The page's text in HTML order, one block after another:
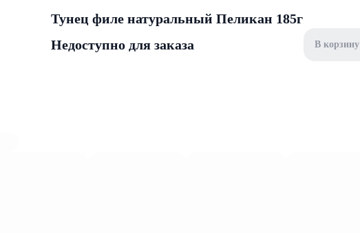
Тунец филе натуральный Пеликан 185г
Недоступно для заказа
В корзину